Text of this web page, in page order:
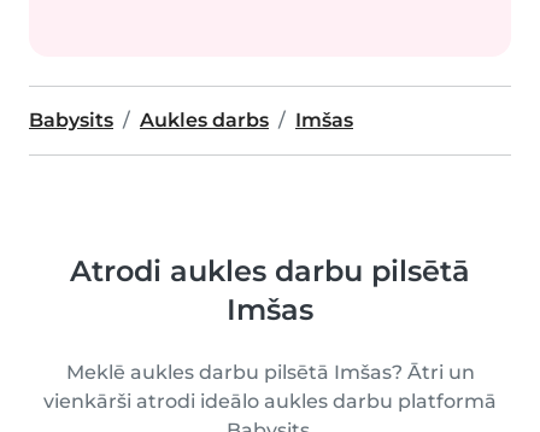
Babysits Aukles darbs Imšas
Atrodi aukles darbu pilsētā
Imšas
Meklē aukles darbu pilsētā Imšas? Ātri un
vienkārši atrodi ideālo aukles darbu platformā